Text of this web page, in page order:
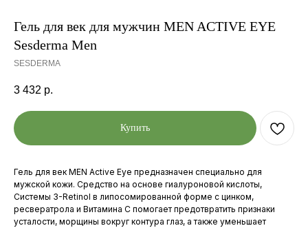
Гель для век для мужчин MEN ACTIVE EYE
Sesderma Men
SESDERMA
3 432 р.
Купить
Гель для век MEN Active Eye предназначен специально для
мужской кожи. Средство на основе гиалуроновой кислоты,
Системы 3-Retinol в липосомированной форме с цинком,
ресвератрола и Витамина С помогает предотвратить признаки
усталости, морщины вокруг контура глаз, а также уменьшает